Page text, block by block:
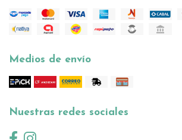
Medios de envío
Nuestras redes sociales